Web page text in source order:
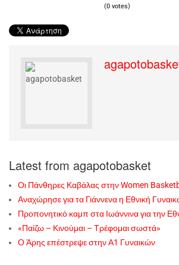
(0 votes)
Latest from agapotobasket
Οι Πάνθηρες Καβάλας στην Women
Αναχώρησε για τα Γιάννενα η Εθνική
Προπονητικό καμπ στα Ιωάννινα για την
«Παίζω – Κινούμαι – Τρέφομαι σωστά»
Ο Άρης επέστρεψε στην Α1 Γυναικών